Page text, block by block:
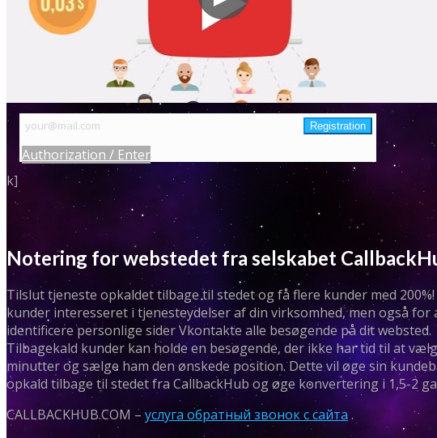
Authorization / Enter
k]
Notering for webstedet fra selskabet
Tilslut tjeneste opkaldet tilbage til stedet og få flere kunder med
kunder interesseret i tjenesteydelser af din virksomhed, men også
identificere personlige sider Vkontakte alle besøgende på dit websted.
Tilbagekald kunder kan holde en besøgende, der ikke har tid til at
minutter og sælge ham den ønskede position. Dette vil øge sin
opkald tilbage til stedet fra CallbackHub og øge konvertering i 1,5-2
CALLBACKHUB.COM – услуга обратный звонок с сайта.